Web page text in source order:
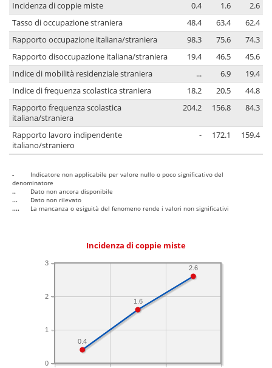
Incidenza di coppie miste
0.4 1.6
2.6
Tasso di occupazione straniera
48.4 63.4
62.4
Rapporto occupazione italiana/straniera
98.3 75.6
74.3
Rapporto disoccupazione italiana/straniera
19.4 46.5
45.6
Indice di mobilità residenziale straniera
... 6.9
19.4
Indice di frequenza scolastica straniera
18.2 20.5
44.8
Rapporto frequenza scolastica
italiana/straniera
204.2 156.8 84.3
Rapporto lavoro indipendente
italiano/straniero
- 172.1 159.4
-
Indicatore non applicabile per valore nullo o poco significativo del
denominatore
..
Dato non ancora disponibile
...
Dato non rilevato
....
La mancanza o esiguità del fenomeno rende i valori non significativi
Incidenza di coppie miste
0
1
2
3
2.6
1.6
0.4